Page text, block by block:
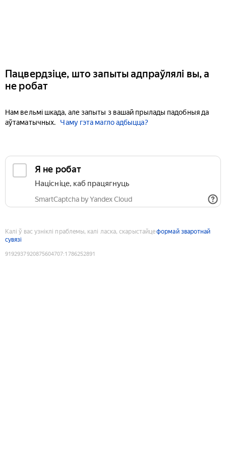
Пацвердзіце, што запыты адпраўлялі вы, а
не робат
Нам вельмі шкада, але запыты з вашай прылады падобныя да
аўтаматычных.
Чаму гэта магло адбыцца?
Я не робат
Націсніце, каб працягнуць
SmartCaptcha by Yandex Cloud
Калі ў вас узніклі праблемы, калі ласка, скарыстайцеформай зваротнай
сувязі
9192937920875604707:1786252891